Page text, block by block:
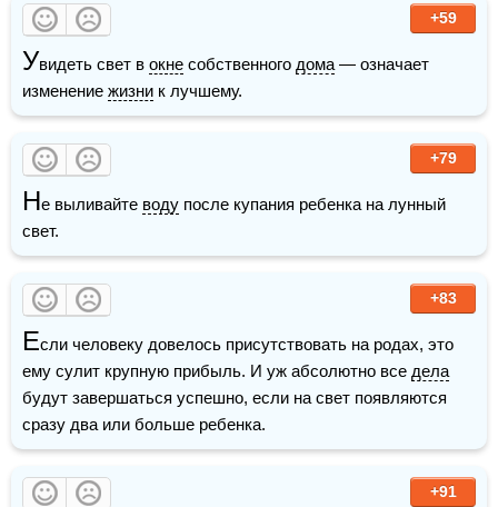
+59
Увидеть свет в окне собственного дома — означает
изменение жизни к лучшему.
+79
Не выливайте воду после купания ребенка на лунный
свет.
+83
Если человеку довелось присутствовать на родах, это
ему сулит крупную прибыль. И уж абсолютно все дела
будут завершаться успешно, если на свет появляются
сразу два или больше ребенка.
+91